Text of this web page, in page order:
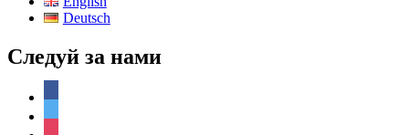
Deutsch
Следуй за нами